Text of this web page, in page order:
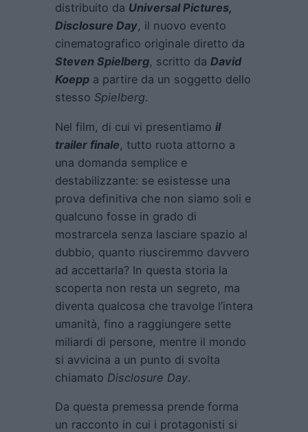
distribuito da Universal Pictures,
Disclosure Day, il nuovo evento
cinematografico originale diretto da
Steven Spielberg, scritto da David
Koepp a partire da un soggetto dello
stesso Spielberg.
Nel film, di cui vi presentiamo il
trailer finale, tutto ruota attorno a
una domanda semplice e
destabilizzante: se esistesse una
prova definitiva che non siamo soli e
qualcuno fosse in grado di
mostrarcela senza lasciare spazio al
dubbio, quanto riusciremmo davvero
ad accettarla? In questa storia la
scoperta non resta un segreto, ma
diventa qualcosa che travolge l’intera
umanità, fino a raggiungere sette
miliardi di persone, mentre il mondo
si avvicina a un punto di svolta
chiamato Disclosure Day.
Da questa premessa prende forma
un racconto in cui i protagonisti si